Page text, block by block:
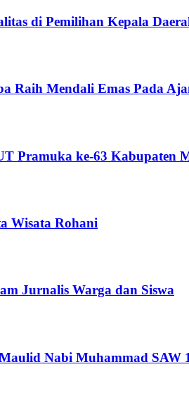
di Pemilihan Kepala
Raih Mendali Emas Pada
Pramuka ke-63 Kabupaten
Wisata Rohani
Jurnalis Warga dan Siswa
Nabi Muhammad SAW